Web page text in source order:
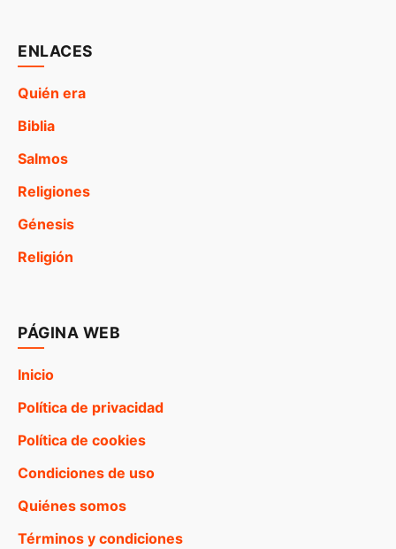
ENLACES
Quién era
Biblia
Salmos
Religiones
Génesis
Religión
PÁGINA WEB
Inicio
Política de privacidad
Política de cookies
Condiciones de uso
Quiénes somos
Términos y condiciones